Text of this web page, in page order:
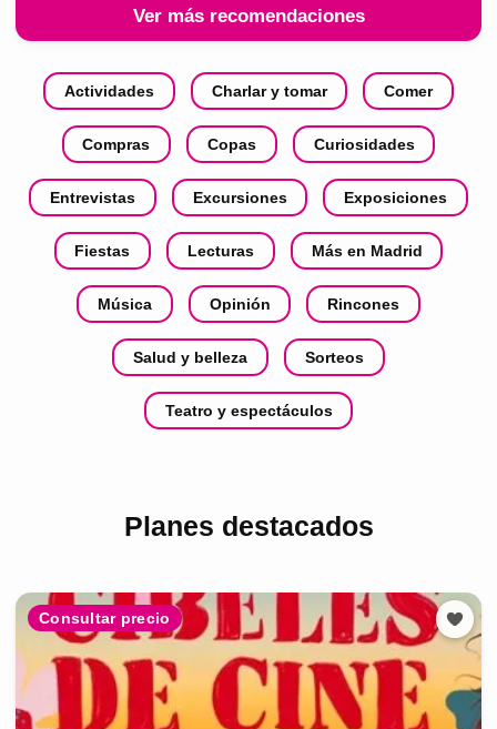
Ver más recomendaciones
Actividades Charlar y tomar Comer
Compras Copas Curiosidades
Entrevistas Excursiones Exposiciones
Fiestas Lecturas Más en Madrid
Música Opinión Rincones
Salud y belleza Sorteos
Teatro y espectáculos
Planes destacados
Consultar precio